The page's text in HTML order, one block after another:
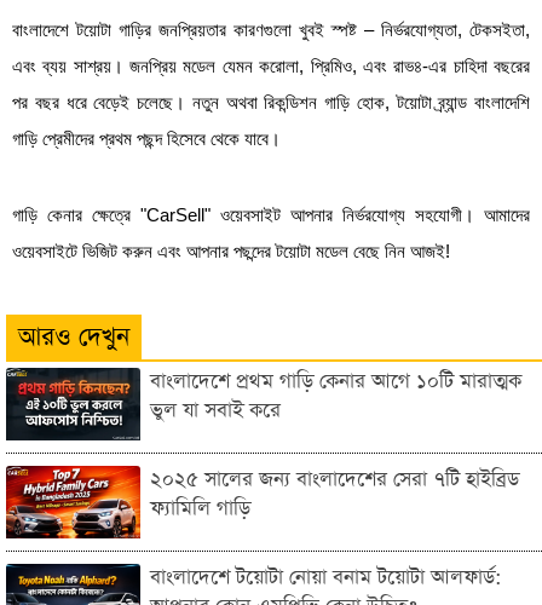
বাংলাদেশে টয়োটা গাড়ির জনপ্রিয়তার কারণগুলো খুবই স্পষ্ট – নির্ভরযোগ্যতা, টেকসইতা,
এবং ব্যয় সাশ্রয়। জনপ্রিয় মডেল যেমন করোলা, প্রিমিও, এবং রাভ৪-এর চাহিদা বছরের
পর বছর ধরে বেড়েই চলেছে। নতুন অথবা রিকন্ডিশন গাড়ি হোক, টয়োটা ব্র্যান্ড বাংলাদেশি
গাড়ি প্রেমীদের প্রথম পছন্দ হিসেবে থেকে যাবে।
গাড়ি কেনার ক্ষেত্রে "CarSell" ওয়েবসাইট আপনার নির্ভরযোগ্য সহযোগী। আমাদের
ওয়েবসাইটে ভিজিট করুন এবং আপনার পছন্দের টয়োটা মডেল বেছে নিন আজই!
আরও দেখুন
বাংলাদেশে প্রথম গাড়ি কেনার আগে ১০টি মারাত্মক
ভুল যা সবাই করে
২০২৫ সালের জন্য বাংলাদেশের সেরা ৭টি হাইব্রিড
ফ্যামিলি গাড়ি
বাংলাদেশে টয়োটা নোয়া বনাম টয়োটা আলফার্ড: